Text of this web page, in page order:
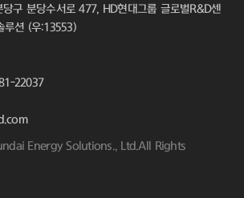
구 분당수서로 477, HD현대그룹 글로벌R&D센
루션 (우:13553)
22037
Energy Solutions., Ltd.All Rights